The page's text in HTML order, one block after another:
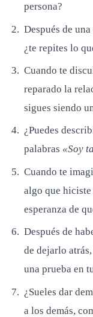
persona?
Después de
¿te repites lo
Cuando te
reparado la
sigues siendo
¿Puedes
palabras «Soy
Cuando te
algo que
esperanza de
Después de
de dejarlo
una prueba en
¿Sueles dar
a los demás,